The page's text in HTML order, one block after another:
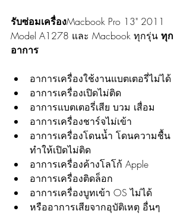
รับซ่อมเครื่องMacbook Pro 13" 2011
Model A1278 และ Macbook ทุกรุ่น ทุก
อาการ
อาการเครื่องใช้งานแบตเตอรี่ไม่ได้
อาการเครื่องเปิดไม่ติด
อาการแบตเตอรี่เสีย บวม เสื่อม
อาการเครื่องชาร์จไม่เข้า
อาการเครื่องโดนน้ำ โดนความชื้น
ทำให้เปิดไม่ติด
อาการเครื่องค้างโลโก้ Apple
อาการเครื่องติดล็อก
อาการเครื่องบูทเข้า OS ไม่ได้
หรืออาการเสียจากอุบัติเหตุ อื่นๆ